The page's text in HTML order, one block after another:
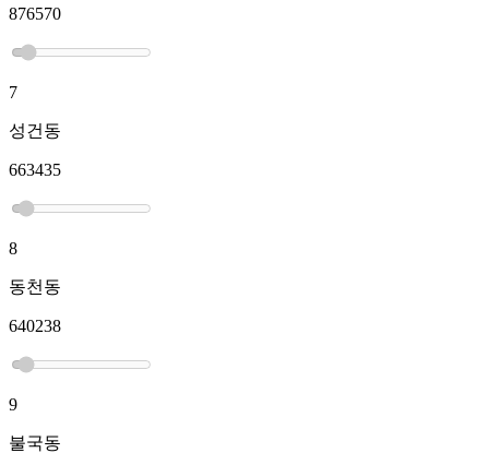
876570
7
성건동
663435
8
동천동
640238
9
불국동